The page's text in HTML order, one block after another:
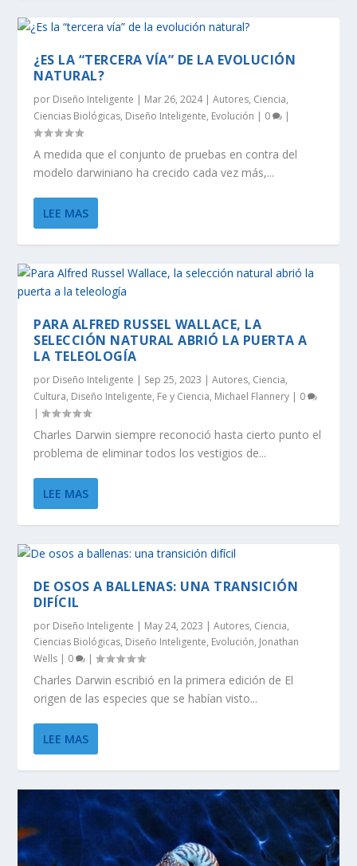
¿ES LA “TERCERA VÍA” DE LA EVOLUCIÓN
NATURAL?
por Diseño Inteligente | Mar 26, 2024|Autores, Ciencia,
Ciencias Biológicas, Diseño Inteligente, Evolución | 0 |
A medida que el conjunto de pruebas en contra del
modelo darwiniano ha crecido cada vez más,...
LEE MAS
PARA ALFRED RUSSEL WALLACE, LA
SELECCIÓN NATURAL ABRIÓ LA PUERTA A
LA TELEOLOGÍA
por Diseño Inteligente | Sep 25, 2023 |Autores, Ciencia,
Cultura, Diseño Inteligente, Fe y Ciencia, Michael Flannery | 0
|
Charles Darwin siempre reconoció hasta cierto punto el
problema de eliminar todos los vestigios de...
LEE MAS
DE OSOS A BALLENAS: UNA TRANSICIÓN
DIFÍCIL
por Diseño Inteligente | May 24, 2023 |Autores, Ciencia,
Ciencias Biológicas, Diseño Inteligente, Evolución, Jonathan
Wells | 0 |
Charles Darwin escribió en la primera edición de El
origen de las especies que se habían visto...
LEE MAS